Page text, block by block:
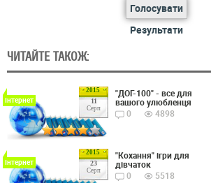
Голосувати
Результати
ЧИТАЙТЕ ТАКОЖ:
2015
11
Серп
Інтернет
"ДОГ-100" - все для
вашого улюбленця
0
4898
2015
23
Серп
Інтернет
"Кохання" ігри для
дівчаток
0
5518